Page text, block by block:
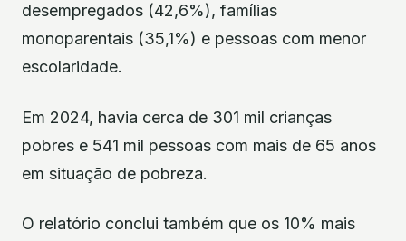
desempregados (42,6%), famílias
monoparentais (35,1%) e pessoas com menor
escolaridade.
Em 2024, havia cerca de 301 mil crianças
pobres e 541 mil pessoas com mais de 65 anos
em situação de pobreza.
O relatório conclui também que os 10% mais